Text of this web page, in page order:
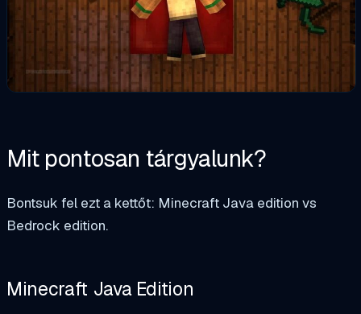
Mit pontosan tárgyalunk?
Bontsuk fel ezt a kettőt: Minecraft Java edition vs
Bedrock edition.
Minecraft Java Edition